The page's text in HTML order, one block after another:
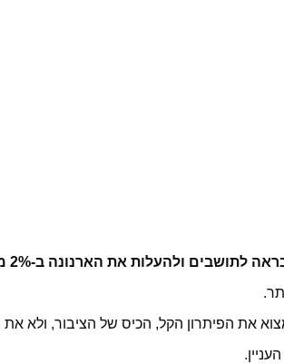
ולהעלות את הארנונה ב-2% מעל המדד
את הפיתרון הקל, הכיס של הציבור, ולא את